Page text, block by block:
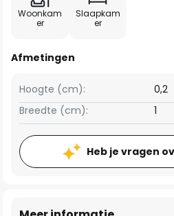
Woonkam
er
Slaapkam
er
Afmetingen
Breedte (cm): 1
Hoogte (cm): 0,2
Heb je vragen